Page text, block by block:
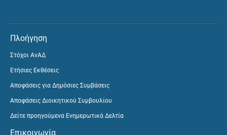
Πλοήγηση
Στόχοι ΑνΑΔ
Ετήσιες Εκθέσεις
Αποφάσεις για Δημόσιες Συμβάσεις
Αποφάσεις Διοικητικού Συμβουλίου
Δείτε προηγούμενα Ενημερωτικά Δελτία
Επικοινωνία